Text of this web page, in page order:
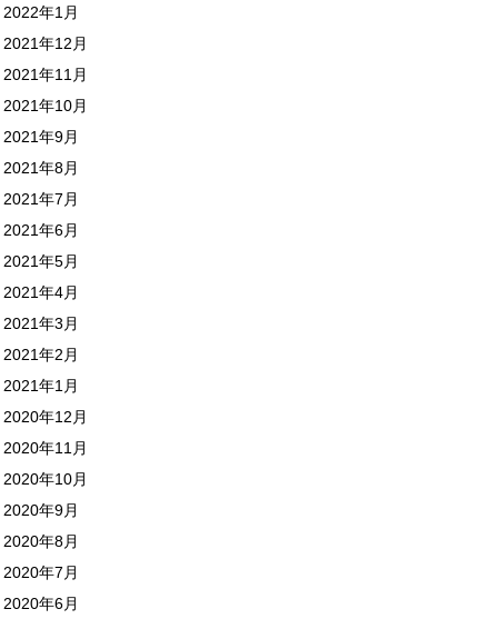
2022年1月
2021年12月
2021年11月
2021年10月
2021年9月
2021年8月
2021年7月
2021年6月
2021年5月
2021年4月
2021年3月
2021年2月
2021年1月
2020年12月
2020年11月
2020年10月
2020年9月
2020年8月
2020年7月
2020年6月